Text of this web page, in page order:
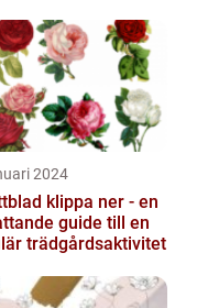
2024
klippa ner - en
guide till en
trädgårdsaktivitet